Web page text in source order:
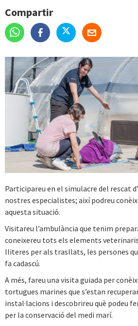
Compartir
Participareu en el simulacre del rescat
nostres especialistes; així podreu
aquesta situació.
Visitareu l’ambulància que tenim
coneixereu tots els elements
lliteres per als trasllats, les persones
fa cadascú.
A més, fareu una visita guiada per
tortugues marines que s’estan
instal·lacions i descobrireu què podeu
per la conservació del medi marí.